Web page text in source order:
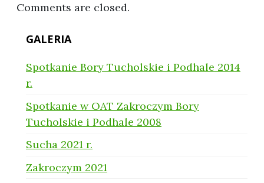
Comments are closed.
GALERIA
Spotkanie Bory Tucholskie i Podhale 2014
r.
Spotkanie w OAT Zakroczym Bory
Tucholskie i Podhale 2008
Sucha 2021 r.
Zakroczym 2021